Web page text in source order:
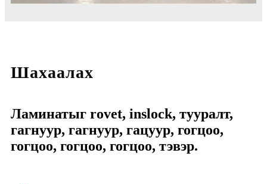
Шахаалах
Ламинатыг rovet, inslock, тууралт,
гагнуур, гагнуур, гацуур, гогцоо,
гогцоо, гогцоо, гогцоо, тэвэр.